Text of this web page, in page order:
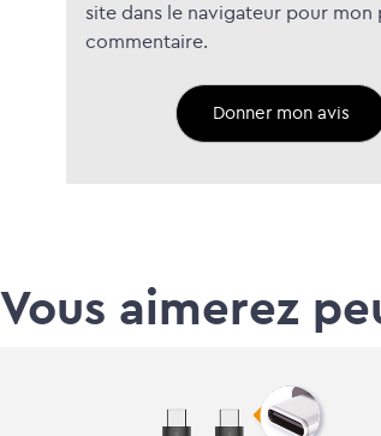
site dans le navigateur pour mon
commentaire.
Vous aimerez